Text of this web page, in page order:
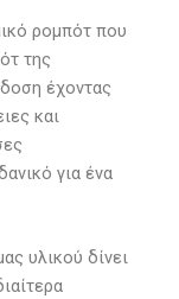
ρομπότ που
της
έχοντας
και
για ένα
υλικού δίνει